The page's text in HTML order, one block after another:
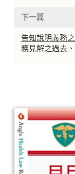
下一篇
告知說明義務
務見解之過去